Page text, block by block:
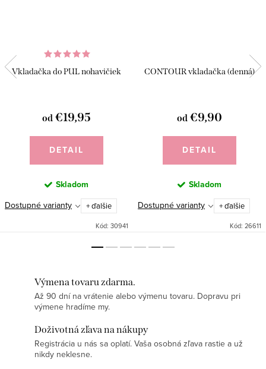
Vkladačka do PUL nohavičiek
od €19,95
DETAIL
Skladom
Dostupné varianty + ďalšie
Kód: 30941
CONTOUR vkladačka (denná)
od €9,90
DETAIL
Skladom
Dostupné varianty + ďalšie
Kód: 26611
Výmena tovaru zdarma.
Až 90 dní na vrátenie alebo výmenu tovaru. Dopravu pri
výmene hradíme my.
Doživotná zľava na nákupy
Registrácia u nás sa oplatí. Vaša osobná zľava rastie a už
nikdy neklesne.